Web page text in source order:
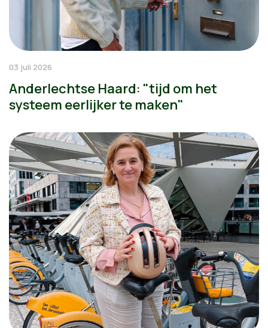
03 juli 2026
Anderlechtse Haard: "tijd om het
systeem eerlijker te maken"